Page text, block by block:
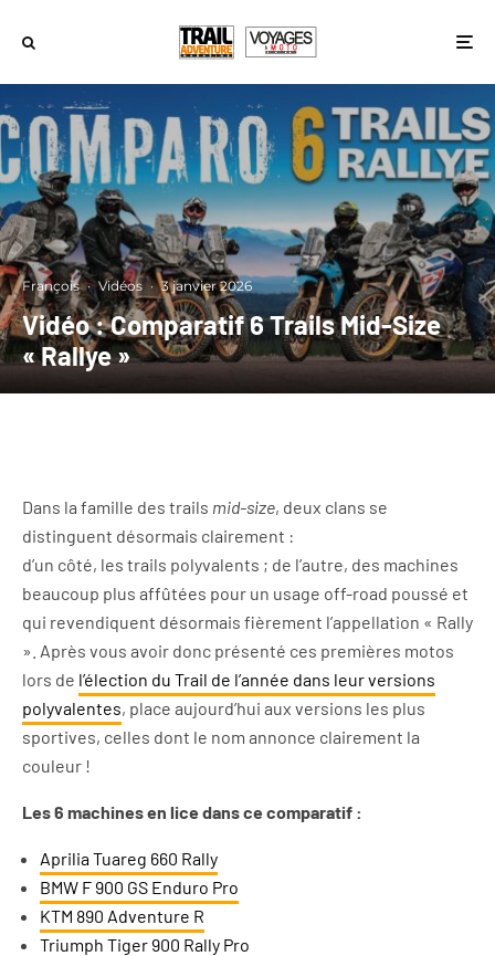
François · Vidéos · 3 janvier 2026
Vidéo : Comparatif 6 Trails Mid-Size
« Rallye »
Dans la famille des trails mid-size, deux clans se
distinguent désormais clairement :
d’un côté, les trails polyvalents ; de l’autre, des machines
beaucoup plus affûtées pour un usage off-road poussé et
qui revendiquent désormais fièrement l’appellation « Rally
». Après vous avoir donc présenté ces premières motos
lors de l’élection du Trail de l’année dans leur versions
polyvalentes, place aujourd’hui aux versions les plus
sportives, celles dont le nom annonce clairement la
couleur !
Les 6 machines en lice dans ce comparatif :
Aprilia Tuareg 660 Rally
BMW F 900 GS Enduro Pro
KTM 890 Adventure R
Triumph Tiger 900 Rally Pro